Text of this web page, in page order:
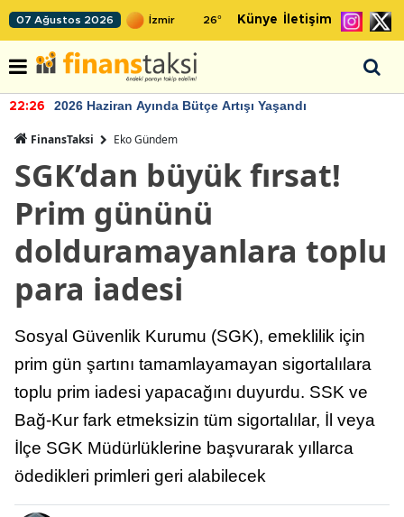
07 Ağustos 2026 26° Künye İletişim
22:26 2026 Haziran Ayında Bütçe Artışı Yaşandı
FinansTaksi Eko Gündem
SGK’dan büyük fırsat!
Prim gününü
dolduramayanlara toplu
para iadesi
Sosyal Güvenlik Kurumu (SGK), emeklilik için
prim gün şartını tamamlayamayan sigortalılara
toplu prim iadesi yapacağını duyurdu. SSK ve
Bağ-Kur fark etmeksizin tüm sigortalılar, İl veya
İlçe SGK Müdürlüklerine başvurarak yıllarca
ödedikleri primleri geri alabilecek